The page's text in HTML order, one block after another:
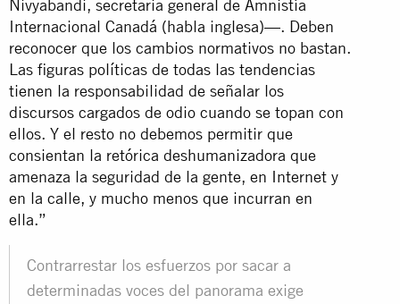
Nivyabandi, secretaria general de Amnistía
Internacional Canadá (habla inglesa)—. Deben
reconocer que los cambios normativos no bastan.
Las figuras políticas de todas las tendencias
tienen la responsabilidad de señalar los
discursos cargados de odio cuando se topan con
ellos. Y el resto no debemos permitir que
consientan la retórica deshumanizadora que
amenaza la seguridad de la gente, en Internet y
en la calle, y mucho menos que incurran en
ella.”
Contrarrestar los esfuerzos por sacar a
determinadas voces del panorama exige